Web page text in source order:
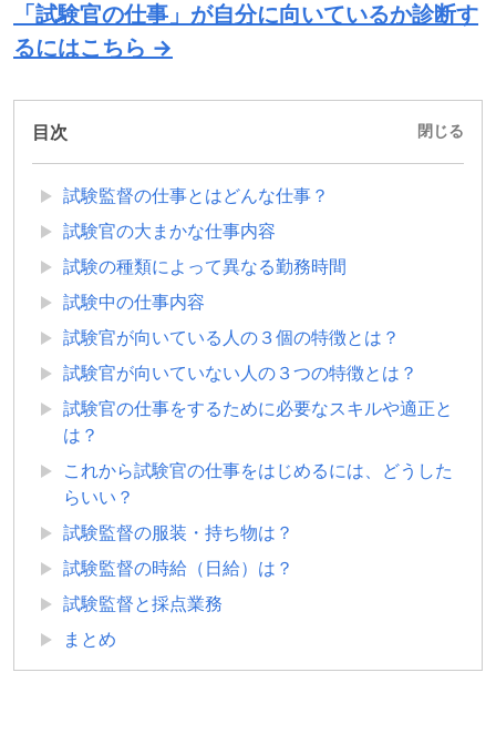
「試験官の仕事」が自分に向いているか診断す
るにはこちら →
目次 閉じる
試験監督の仕事とはどんな仕事？
試験官の大まかな仕事内容
試験の種類によって異なる勤務時間
試験中の仕事内容
試験官が向いている人の３個の特徴とは？
試験官が向いていない人の３つの特徴とは？
試験官の仕事をするために必要なスキルや適正と
は？
これから試験官の仕事をはじめるには、どうした
らいい？
試験監督の服装・持ち物は？
試験監督の時給（日給）は？
試験監督と採点業務
まとめ